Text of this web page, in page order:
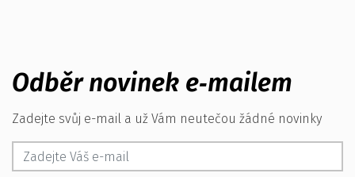
Odběr novinek e‑mailem
Zadejte svůj e-mail a už Vám neutečou žádné novinky